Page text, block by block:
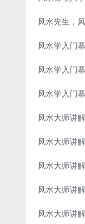
风水先生，
风水学入门
风水学入门
风水学入门
风水大师讲
风水大师讲
风水大师讲
风水大师讲
风水大师讲